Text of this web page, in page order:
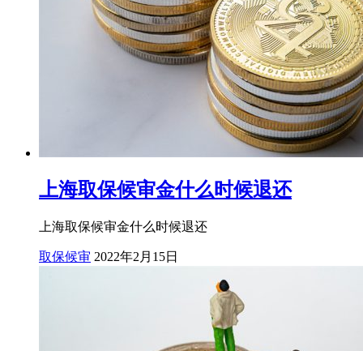
上海取保候审金什么时候退还
上海取保候审金什么时候退还
取保候审 2022年2月15日